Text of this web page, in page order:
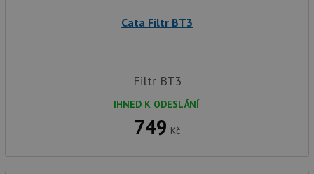
Cata Filtr BT3
Filtr BT3
IHNED K ODESLÁNÍ
749 Kč